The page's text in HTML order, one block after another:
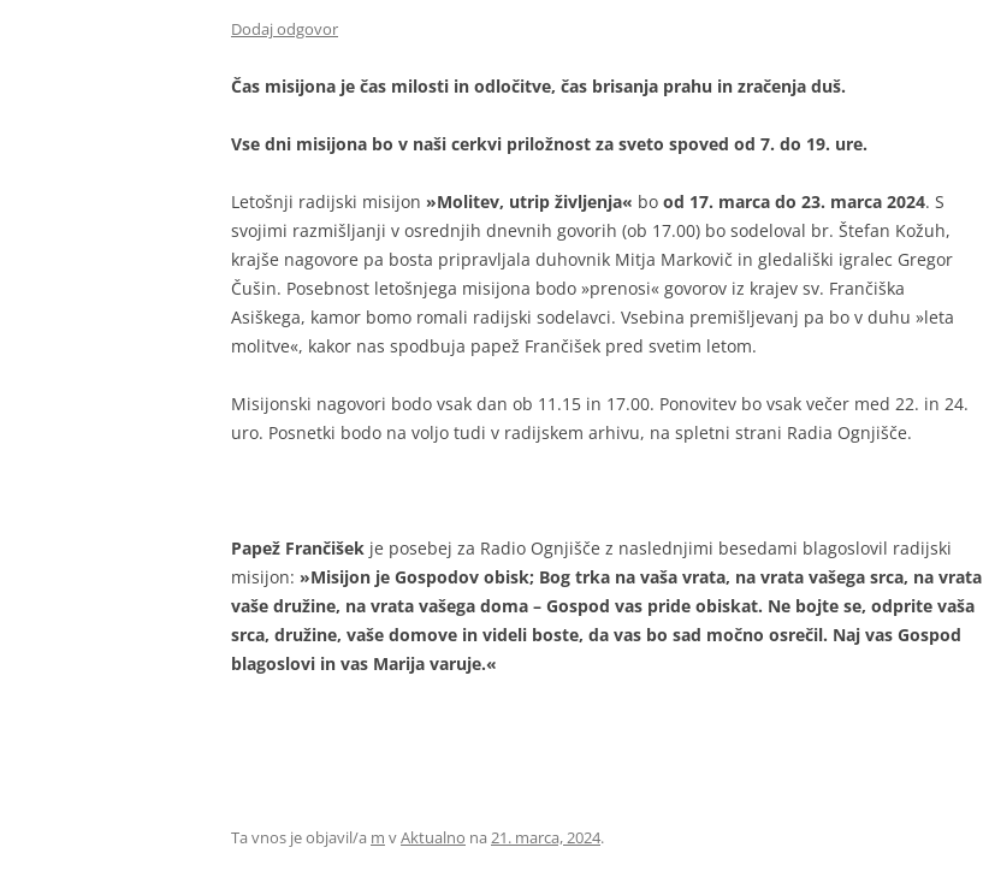
Dodaj odgovor
Čas misijona je čas milosti in odločitve, čas brisanja prahu in zračenja duš.
Vse dni misijona bo v naši cerkvi priložnost za sveto spoved od 7. do 19. ure.
Letošnji radijski misijon »Molitev, utrip življenja« bo od 17. marca do 23. marca 2024. S
svojimi razmišljanji v osrednjih dnevnih govorih (ob 17.00) bo sodeloval br. Štefan Kožuh,
krajše nagovore pa bosta pripravljala duhovnik Mitja Markovič in gledališki igralec Gregor
Čušin. Posebnost letošnjega misijona bodo »prenosi« govorov iz krajev sv. Frančiška
Asiškega, kamor bomo romali radijski sodelavci. Vsebina premišljevanj pa bo v duhu »leta
molitve«, kakor nas spodbuja papež Frančišek pred svetim letom.
Misijonski nagovori bodo vsak dan ob 11.15 in 17.00. Ponovitev bo vsak večer med 22. in 24.
uro. Posnetki bodo na voljo tudi v radijskem arhivu, na spletni strani Radia Ognjišče.
Papež Frančišek je posebej za Radio Ognjišče z naslednjimi besedami blagoslovil radijski
misijon: »Misijon je Gospodov obisk; Bog trka na vaša vrata, na vrata vašega srca, na vrata
vaše družine, na vrata vašega doma – Gospod vas pride obiskat. Ne bojte se, odprite vaša
srca, družine, vaše domove in videli boste, da vas bo sad močno osrečil. Naj vas Gospod
blagoslovi in vas Marija varuje.«
Ta vnos je objavil/a m vAktualno na 21. marca, 2024.